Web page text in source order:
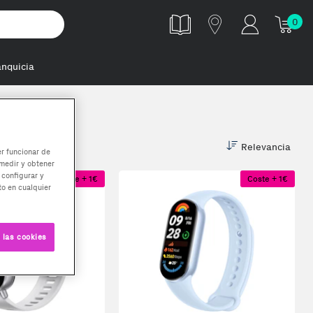
0
Relevancia
Coste + 1€ Coste + 1€
funcionar de
y obtener
y
en cualquier
cookies